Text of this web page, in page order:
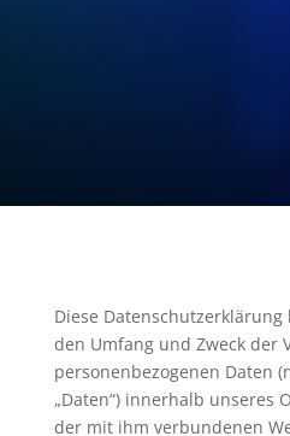
Diese
den Umfang und Zweck der
personenbezogenen Daten
„Daten“) innerhalb unseres
der mit ihm verbundenen